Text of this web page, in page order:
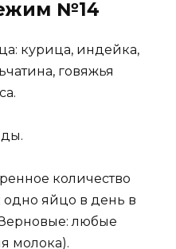
№14
курица, индейка,
говяжья
количество
одно яйцо в день в
любые
молока).